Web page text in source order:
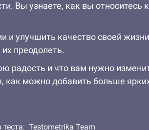
Вы узнаете, как вы
и улучшить качество своей
преодолеть.
радость и что вам нужно
как можно добавить больше
теста: Testometrika Team